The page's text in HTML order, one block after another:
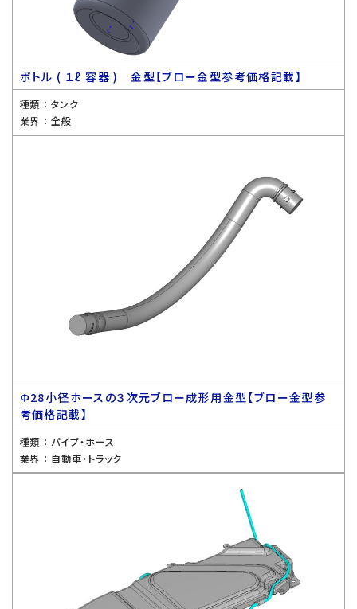
ボトル ( １ℓ 容器 ) 金型【ブロー金型参考価格記載】
種類 ： タンク
業界 ： 全般
Ф28小径ホースの３次元ブロー成形用金型【ブロー金型参
考価格記載】
種類 ： パイプ・ホース
業界 ： 自動車・トラック